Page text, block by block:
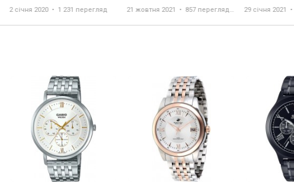
2 січня 2020 1 231 перегляд 21 жовтня 2021 857 переглядів 29 січня 2021